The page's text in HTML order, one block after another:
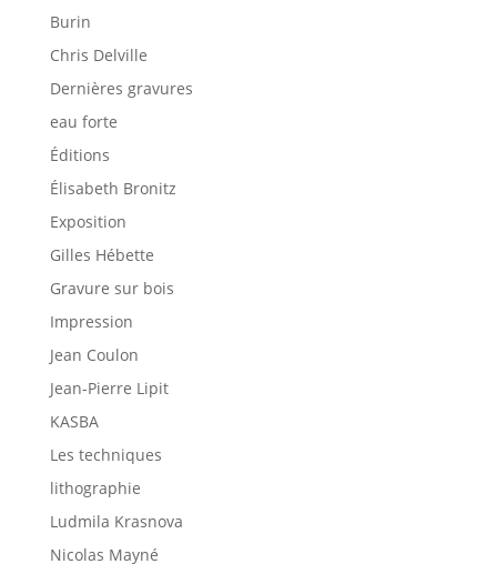
Burin
Chris Delville
Dernières gravures
eau forte
Éditions
Élisabeth Bronitz
Exposition
Gilles Hébette
Gravure sur bois
Impression
Jean Coulon
Jean-Pierre Lipit
KASBA
Les techniques
lithographie
Ludmila Krasnova
Nicolas Mayné